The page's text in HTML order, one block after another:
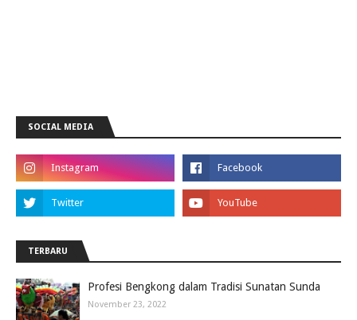
SOCIAL MEDIA
TERBARU
Profesi Bengkong dalam Tradisi Sunatan Sunda
November 23, 2022